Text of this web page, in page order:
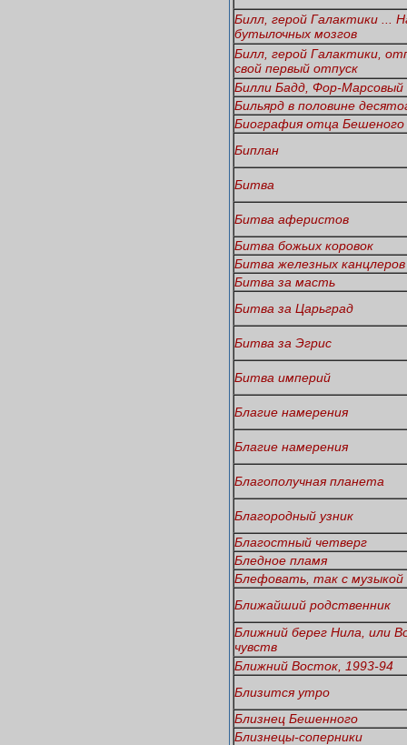
Билл, герой Галактики ...
бутылочных мозгов
Билл, герой Галактики,
свой первый отпуск
Билли Бадд, Фор-
Бильярд в половине
Биография отца Бешеного
Биплан
Битва
Битва аферистов
Битва божьих коровок
Битва железных канцлеров
Битва за масть
Битва за Царьград
Битва за Эгрис
Битва империй
Благие намерения
Благие намерения
Благополучная планета
Благородный узник
Благостный четверг
Бледное пламя
Блефовать, так с музыкой
Ближайший родственник
Ближний берег Нила, или
чувств
Ближний Восток, 1993-94
Близится утро
Близнец Бешенного
Близнецы-соперники